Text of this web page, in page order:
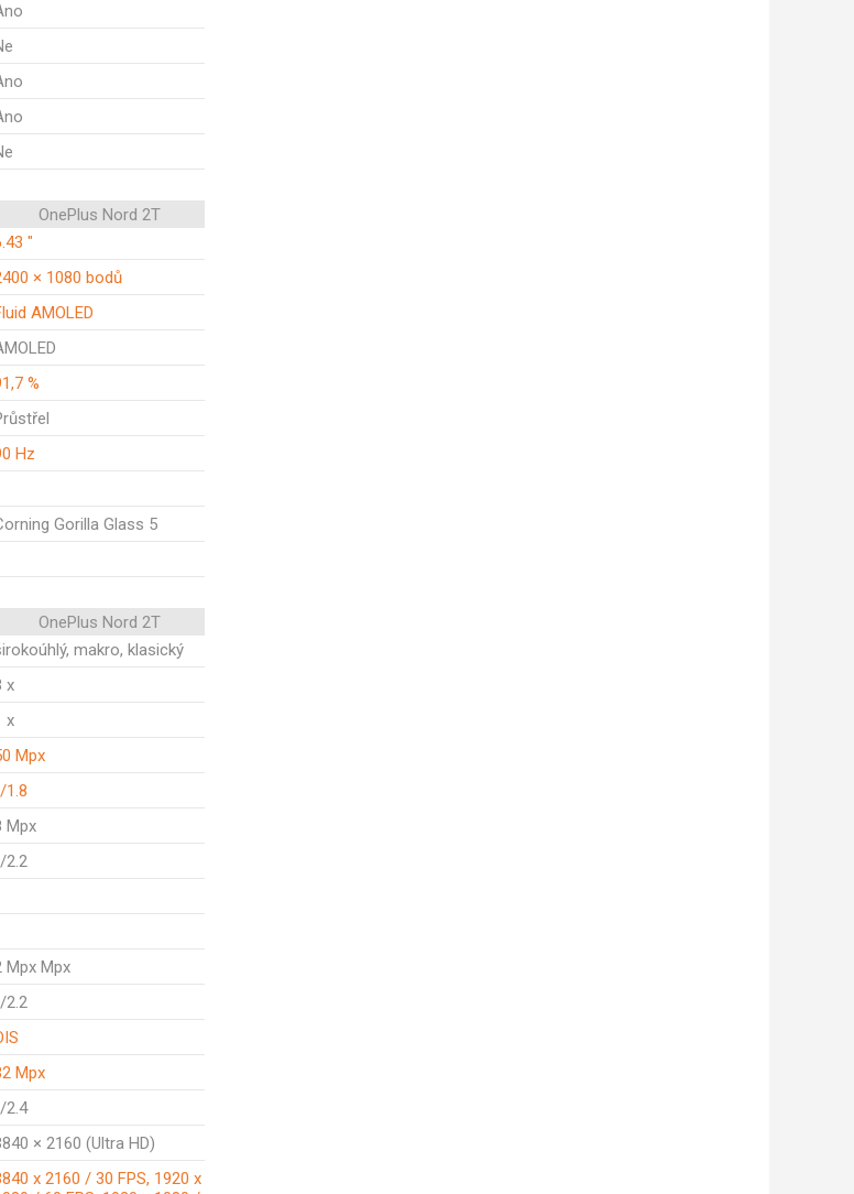
OnePlus Nord 2T
"
× 1080 bodů
AMOLED
%
Hz
Gorilla Glass 5
OnePlus Nord 2T
makro, klasický
x
x
Mpx
Mpx
2.2
Mpx Mpx
2.2
Mpx
2.4
× 2160 (Ultra HD)
x 2160 / 30 FPS, 1920 x